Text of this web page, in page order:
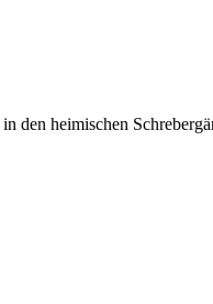
den heimischen